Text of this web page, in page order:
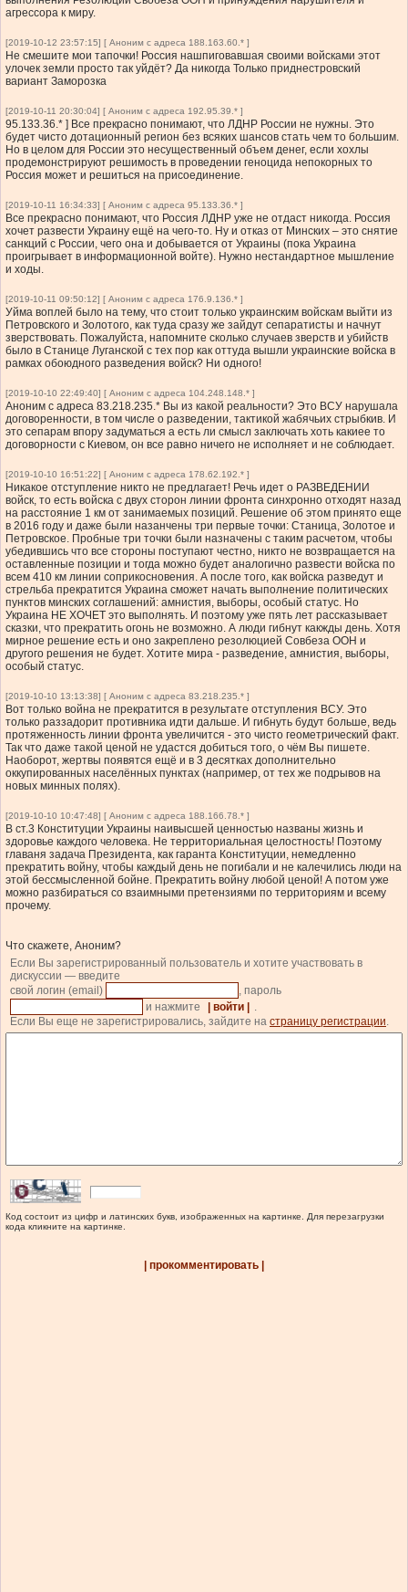
агрессора к миру.
[2019-10-12 23:57:15] [ Аноним с адреса 188.163.60.* ]
Не смешите мои тапочки! Россия нашпиговавшая своими войсками этот
улочек земли просто так уйдёт? Да никогда Только приднестровский
вариант Заморозка
[2019-10-11 20:30:04] [ Аноним с адреса 192.95.39.* ]
95.133.36.* ] Все прекрасно понимают, что ЛДНР России не нужны. Это
будет чисто дотационный регион без всяких шансов стать чем то большим.
Но в целом для России это несущественный объем денег, если хохлы
продемонстрируют решимость в проведении геноцида непокорных то
Россия может и решиться на присоединение.
[2019-10-11 16:34:33] [ Аноним с адреса 95.133.36.* ]
Все прекрасно понимают, что Россия ЛДНР уже не отдаст никогда. Россия
хочет развести Украину ещё на чего-то. Ну и отказ от Минских – это снятие
санкций с России, чего она и добывается от Украины (пока Украина
проигрывает в информационной войте). Нужно нестандартное мышление
и ходы.
[2019-10-11 09:50:12] [ Аноним с адреса 176.9.136.* ]
Уйма воплей было на тему, что стоит только украинским войскам выйти из
Петровского и Золотого, как туда сразу же зайдут сепаратисты и начнут
зверствовать. Пожалуйста, напомните сколько случаев зверств и убийств
было в Станице Луганской с тех пор как оттуда вышли украинские войска в
рамках обоюдного разведения войск? Ни одного!
[2019-10-10 22:49:40] [ Аноним с адреса 104.248.148.* ]
Аноним с адреса 83.218.235.* Вы из какой реальности? Это ВСУ нарушала
договоренности, в том числе о разведении, тактикой жабячьих стрыбкив. И
это сепарам впору задуматься а есть ли смысл заключать хоть какиее то
договорности с Киевом, он все равно ничего не исполняет и не соблюдает.
[2019-10-10 16:51:22] [ Аноним с адреса 178.62.192.* ]
Никакое отступление никто не предлагает! Речь идет о РАЗВЕДЕНИИ
войск, то есть войска с двух сторон линии фронта синхронно отходят назад
на расстояние 1 км от занимаемых позиций. Решение об этом принято еще
в 2016 году и даже были назанчены три первые точки: Станица, Золотое и
Петровское. Пробные три точки были назначены с таким расчетом, чтобы
убедившись что все стороны поступают честно, никто не возвращается на
оставленные позиции и тогда можно будет аналогично развести войска по
всем 410 км линии соприкосновения. А после того, как войска разведут и
стрельба прекратится Украина сможет начать выполнение политических
пунктов минских соглашений: амнистия, выборы, особый статус. Но
Украина НЕ ХОЧЕТ это выполнять. И поэтому уже пять лет рассказывает
сказки, что прекратить огонь не возможно. А люди гибнут какжды день. Хотя
мирное решение есть и оно закреплено резолюцией Совбеза ООН и
другого решения не будет. Хотите мира - разведение, амнистия, выборы,
особый статус.
[2019-10-10 13:13:38] [ Аноним с адреса 83.218.235.* ]
Вот только война не прекратится в результате отступления ВСУ. Это
только раззадорит противника идти дальше. И гибнуть будут больше, ведь
протяженность линии фронта увеличится - это чисто геометрический факт.
Так что даже такой ценой не удастся добиться того, о чём Вы пишете.
Наоборот, жертвы появятся ещё и в 3 десятках дополнительно
оккупированных населённых пунктах (например, от тех же подрывов на
новых минных полях).
[2019-10-10 10:47:48] [ Аноним с адреса 188.166.78.* ]
В ст.3 Конституции Украины наивысшей ценностью названы жизнь и
здоровье каждого человека. Не территориальная целостность! Поэтому
главаня задача Президента, как гаранта Конституции, немедленно
прекратить войну, чтобы каждый день не погибали и не калечились люди на
этой бессмысленной бойне. Прекратить войну любой ценой! А потом уже
можно разбираться со взаимными претензиями по территориям и всему
прочему.
Что скажете, Аноним?
Если Вы зарегистрированный пользователь и хотите участвовать в
дискуссии — введите
свой логин (email)
, пароль
и нажмите
| войти |
.
Если Вы еще не зарегистрировались, зайдите на страницу регистрации.
Код состоит из цифр и латинских букв, изображенных на картинке. Для перезагрузки
кода кликните на картинке.
| прокомментировать |